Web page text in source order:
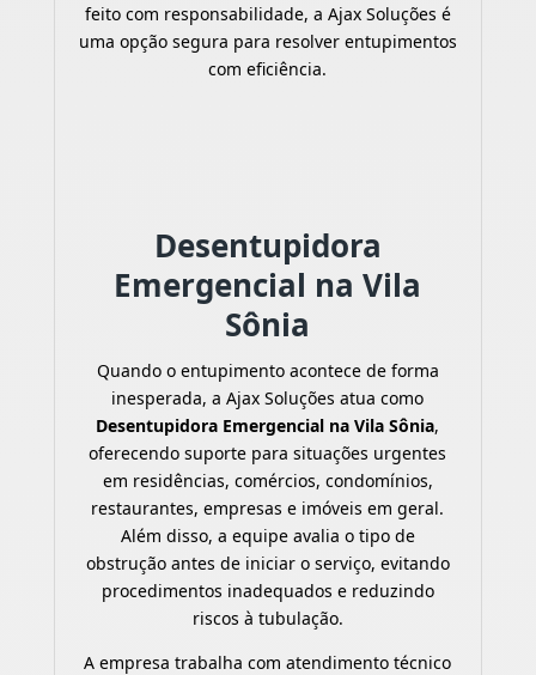
feito com responsabilidade, a Ajax Soluções é
uma opção segura para resolver entupimentos
com eficiência.
Desentupidora
Emergencial na Vila
Sônia
Quando o entupimento acontece de forma
inesperada, a Ajax Soluções atua como
Desentupidora Emergencial na Vila Sônia,
oferecendo suporte para situações urgentes
em residências, comércios, condomínios,
restaurantes, empresas e imóveis em geral.
Além disso, a equipe avalia o tipo de
obstrução antes de iniciar o serviço, evitando
procedimentos inadequados e reduzindo
riscos à tubulação.
A empresa trabalha com atendimento técnico